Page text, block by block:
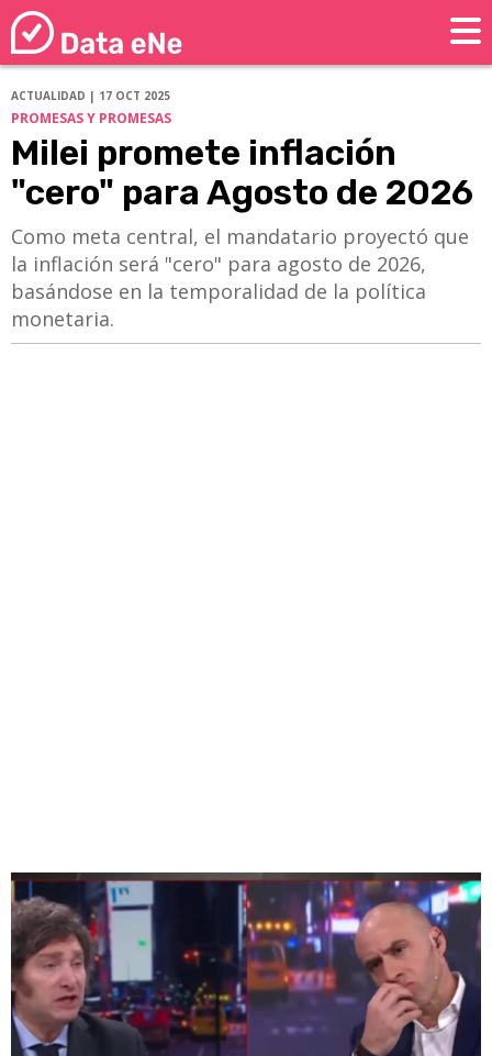
ACTUALIDAD | 17 OCT 2025
PROMESAS Y PROMESAS
Milei promete inflación
"cero" para Agosto de 2026
Como meta central, el mandatario proyectó que
la inflación será "cero" para agosto de 2026,
basándose en la temporalidad de la política
monetaria.